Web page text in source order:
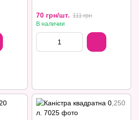
70 грн/шт. 111 грн
В наличии